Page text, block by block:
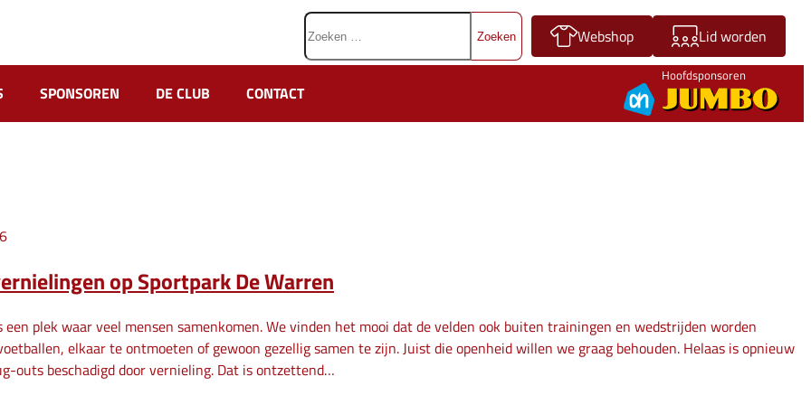
Webshop Lid worden
Zoeken
naar:
SPONSOREN DE CLUB CONTACT
Hoofdsponsoren
op Sportpark De Warren
een plek waar veel mensen samenkomen. We vinden het mooi dat de velden ook buiten trainingen en wedstrijden worden
elkaar te ontmoeten of gewoon gezellig samen te zijn. Juist die openheid willen we graag behouden. Helaas is opnieuw
outs beschadigd door vernieling. Dat is ontzettend…